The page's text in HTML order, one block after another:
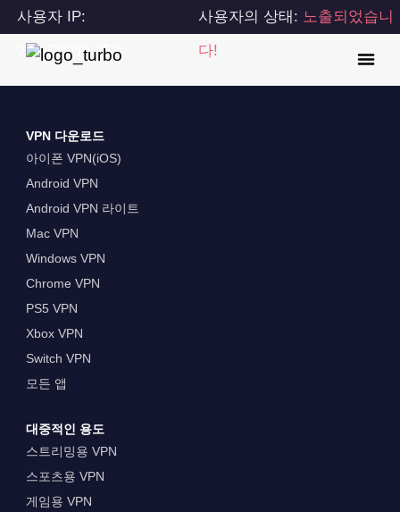
사용자 IP:
216.73.216.253
사용자의 상태: 노출되었습니
다!
VPN 다운로드
아이폰 VPN(iOS)
Android VPN
Android VPN 라이트
Mac VPN
Windows VPN
Chrome VPN
PS5 VPN
Xbox VPN
Switch VPN
모든 앱
대중적인 용도
스트리밍용 VPN
스포츠용 VPN
게임용 VPN